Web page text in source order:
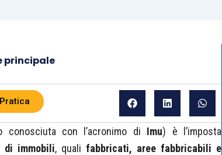
principale
conosciuta con l’acronimo di Imu) è l’imposta
di immobili, quali fabbricati, aree fabbricabili e